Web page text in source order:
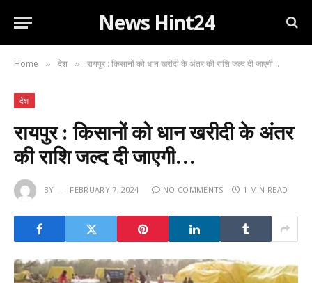
News Hint24
Home » देश » रायपुर : किसानों को धान खरीदी के अंतर की राशि जल्द दी जाएगी…
देश
रायपुर : किसानों को धान खरीदी के अंतर
की राशि जल्द दी जाएगी…
BY FEBRUARY 7, 2024 NO COMMENTS 1 MIN READ